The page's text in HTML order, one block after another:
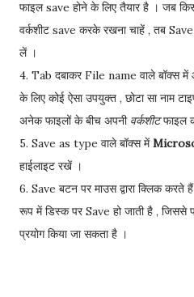
फाइल save होने के लिए तैयार है । जब
वर्कशीट save करके रखना चाहें , तब
लें ।
4. Tab दबाकर File name वाले बॉक्स
के लिए कोई ऐसा उपयुक्त , छोटा सा नाम
अनेक फाइलों के बीच अपनी वर्कशीटफाइल
5. Save as type वाले बॉक्स में
हाईलाइट रखें ।
6. Save बटन पर माउस द्वारा क्लिक
रूप में डिस्क पर Save हो जाती है , जिससे
प्रयोग किया जा सकता है ।